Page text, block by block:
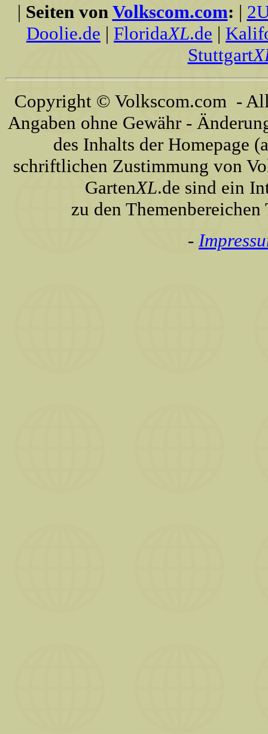
| Seiten von Volkscom.com: |
Doolie.de | FloridaXL.de |
Stuttgart
Copyright © Volkscom.com -
Angaben ohne Gewähr -
des Inhalts der Homepage
schriftlichen Zustimmung von
GartenXL.de sind ein
zu den
-